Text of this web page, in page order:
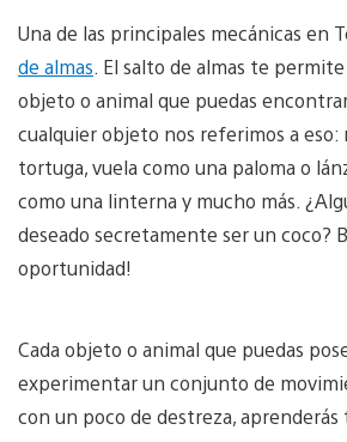
Una de las principales mecánicas en
de almas . El salto de almas te
objeto o animal que puedas
cualquier objeto nos referimos a eso:
tortuga, vuela como una paloma o
como una linterna y mucho más.
deseado secretamente ser un coco?
oportunidad!
Cada objeto o animal que puedas
experimentar un conjunto de
con un poco de destreza, aprenderás